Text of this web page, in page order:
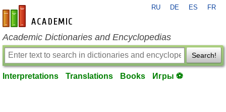
en-academic.com
RU DE ES FR
Academic Dictionaries and Encyclopedias
Search!
Interpretations Translations Books Игры ⚽